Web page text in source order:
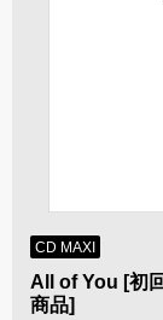
CD MAXI
All of You [初
商品]